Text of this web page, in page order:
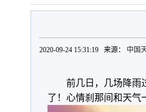
2020-09-24 15:31:19 来源： 中国
前几日，几场降雨
了！心情刹那间和天气